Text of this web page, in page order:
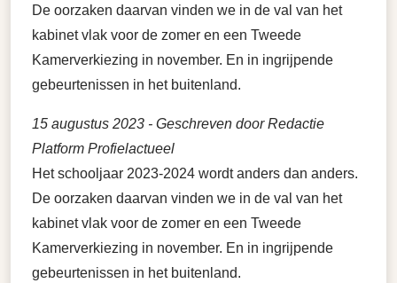
De oorzaken daarvan vinden we in de val van het
kabinet vlak voor de zomer en een Tweede
Kamerverkiezing in november. En in ingrijpende
gebeurtenissen in het buitenland.
15 augustus 2023 - Geschreven door Redactie
Platform Profielactueel
Het schooljaar 2023-2024 wordt anders dan anders.
De oorzaken daarvan vinden we in de val van het
kabinet vlak voor de zomer en een Tweede
Kamerverkiezing in november. En in ingrijpende
gebeurtenissen in het buitenland.